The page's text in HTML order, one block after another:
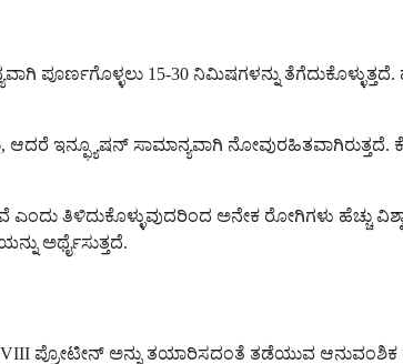
ಪೂರ್ಣಗೊಳ್ಳಲು 15-30 ನಿಮಿಷಗಳನ್ನು
ಆದರೆ ಇನ್ಫ್ಯೂಷನ್ ಸಾಮಾನ್ಯವಾಗಿ
ಎಂದು ತಿಳಿದುಕೊಳ್ಳುವುದರಿಂದ ಅನೇಕ ರೋಗಿಗಳು
ಅರ್ಥೈಸುತ್ತದೆ.
VIII ಪ್ರೋಟೀನ್ ಅನ್ನು ತಯಾರಿಸದಂತೆ ತಡೆಯುವ